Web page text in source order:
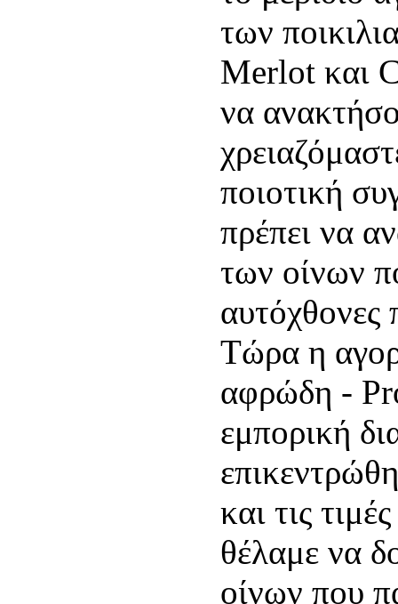
των
Merlot και
να
ποιοτική
πρέπει να
των οίνων
αυτόχθονες
Τώρα η
αφρώδη -
εμπορική
και τις
θέλαμε να
οίνων που